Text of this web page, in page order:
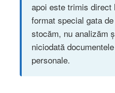
apoi este trimis direct
format special gata
stocăm, nu analizăm
niciodată
personale.